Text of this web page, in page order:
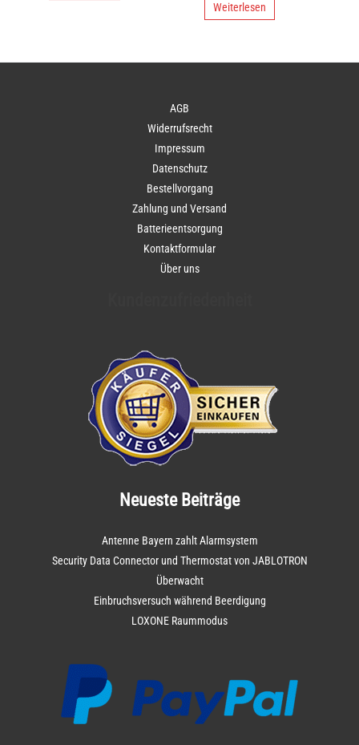
Weiterlesen
AGB
Widerrufsrecht
Impressum
Datenschutz
Bestellvorgang
Zahlung und Versand
Batterieentsorgung
Kontaktformular
Über uns
Neueste Beiträge
Antenne Bayern zahlt Alarmsystem
Security Data Connector und Thermostat von JABLOTRON
Überwacht
Einbruchsversuch während Beerdigung
LOXONE Raummodus